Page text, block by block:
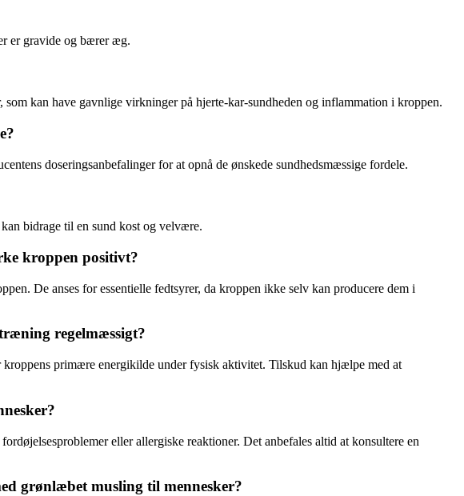
er gravide og bærer æg.
kan have gavnlige virkninger på hjerte-kar-sundheden og inflammation i kroppen.
doseringsanbefalinger for at opnå de ønskede sundhedsmæssige fordele.
bidrage til en sund kost og velvære.
kroppen positivt?
De anses for essentielle fedtsyrer, da kroppen ikke selv kan producere dem i
regelmæssigt?
primære energikilde under fysisk aktivitet. Tilskud kan hjælpe med at
eller allergiske reaktioner. Det anbefales altid at konsultere en
grønlæbet musling til mennesker?